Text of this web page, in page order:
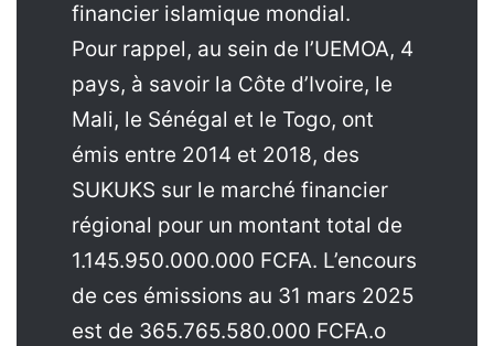
financier islamique mondial.
Pour rappel, au sein de l’UEMOA, 4
pays, à savoir la Côte d’Ivoire, le
Mali, le Sénégal et le Togo, ont
émis entre 2014 et 2018, des
SUKUKS sur le marché financier
régional pour un montant total de
1.145.950.000.000 FCFA. L’encours
de ces émissions au 31 mars 2025
est de 365.765.580.000 FCFA.o